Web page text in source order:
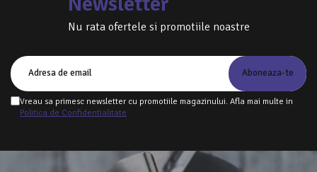
Nu rata ofertele si promotiile noastre
Vreau sa primesc newsletter cu promotiile magazinului. Afla mai multe in
Politica de Confidentialitate